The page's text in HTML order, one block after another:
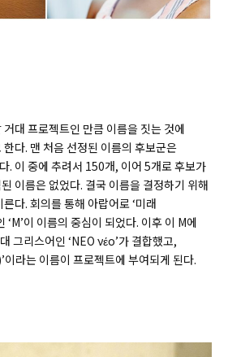
대 프로젝트인 만큼 이름을 짓는 것에
다. 맨 처음 선정된 이름의 후보군은
. 이 중에 추려서 150개, 이어 5개로 후보가
이름은 없었다. 결국 이름을 결정하기 위해
다. 회의를 통해 아랍어로 ‘미래
‘M’이 이름의 중심이 되었다. 이후 이 M에
그리스어인 ‘NEO νέο’가 결합했고,
이라는 이름이 프로젝트에 부여되게 된다.